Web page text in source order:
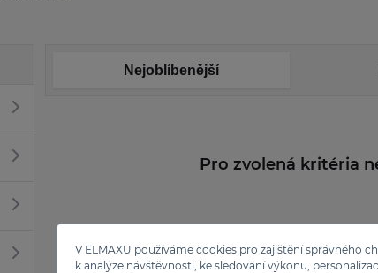
V ELMAXU používáme cookies pro zajištění správného
k analýze návštěvnosti, ke sledování výkonu,
Nejoblíbenější
Pro zvolená kritéria